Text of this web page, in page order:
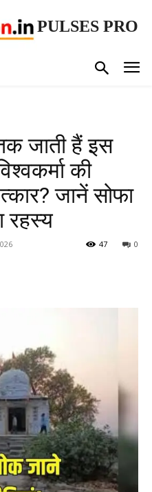
PULSES PRO
जाती हैं इस
की
जानें सोफा
रहस्य
0
47